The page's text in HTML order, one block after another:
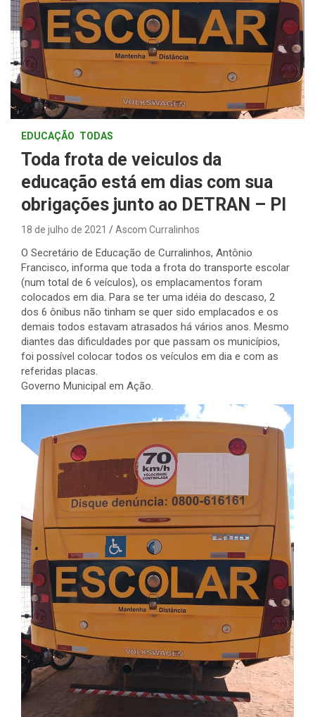
EDUCAÇÃO TODAS
Toda frota de veiculos da
educação está em dias com sua
obrigações junto ao DETRAN – PI
18 de julho de 2021 Ascom Curralinhos
O Secretário de Educação de Curralinhos, Antônio
Francisco, informa que toda a frota do transporte escolar
(num total de 6 veículos), os emplacamentos foram
colocados em dia. Para se ter uma idéia do descaso, 2
dos 6 ônibus não tinham se quer sido emplacados e os
demais todos estavam atrasados há vários anos. Mesmo
diantes das dificuldades por que passam os municípios,
foi possível colocar todos os veículos em dia e com as
referidas placas.
Governo Municipal em Ação.